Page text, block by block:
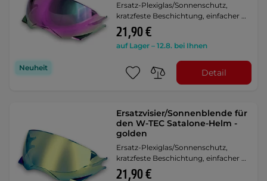
Neuheit
Ersatz-Plexiglas/Sonnenschutz,
kratzfeste Beschichtung, einfacher …
21,90 €
auf Lager – 12.8. bei Ihnen
Detail
Ersatzvisier/Sonnenblende für
den W-TEC Satalone-Helm -
golden
Ersatz-Plexiglas/Sonnenschutz,
kratzfeste Beschichtung, einfacher …
21,90 €